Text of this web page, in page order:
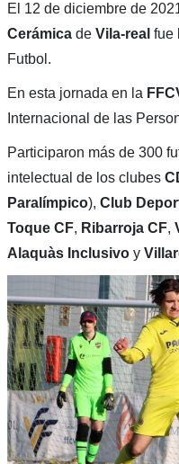
El 12 de diciembre de
Cerámica de Vila-real fue
Futbol.
En esta jornada en la
Internacional de las
Participaron más de 300
intelectual de los clubes
Paralímpico), Club
Toque CF, Ribarroja CF,
Alaquàs Inclusivo y